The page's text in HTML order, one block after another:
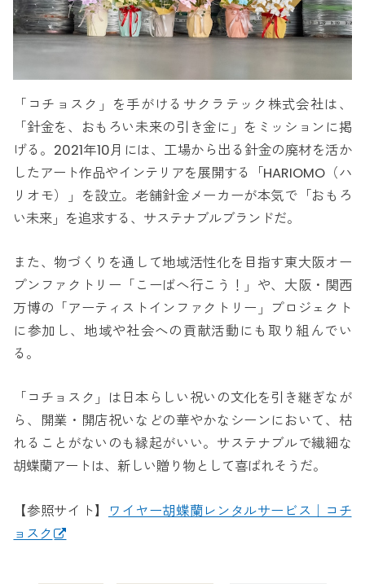
「コチョスク」を手がけるサクラテック株式会社は、
「針金を、おもろい未来の引き金に」をミッションに掲
げる。2021年10月には、工場から出る針金の廃材を活か
したアート作品やインテリアを展開する「HARIOMO（ハ
リオモ）」を設立。老舗針金メーカーが本気で「おもろ
い未来」を追求する、サステナブルブランドだ。
また、物づくりを通して地域活性化を目指す東大阪オー
プンファクトリー「こーばへ行こう！」や、大阪・関西
万博の「アーティストインファクトリー」プロジェクト
に参加し、地域や社会への貢献活動にも取り組んでい
る。
「コチョスク」は日本らしい祝いの文化を引き継ぎなが
ら、開業・開店祝いなどの華やかなシーンにおいて、枯
れることがないのも縁起がいい。サステナブルで繊細な
胡蝶蘭アートは、新しい贈り物として喜ばれそうだ。
【参照サイト】
ワイヤー胡蝶蘭レンタルサービス｜コチ
ョスク